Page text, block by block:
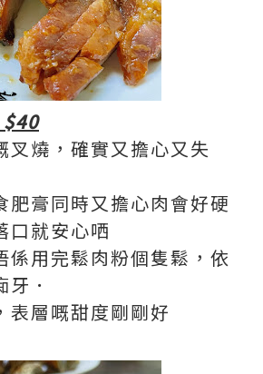
叉燒，確實又擔心又失
肥膏同時又擔心肉會好硬
口就安心哂
係用完鬆肉粉個隻鬆，依
．
表層嘅甜度剛剛好